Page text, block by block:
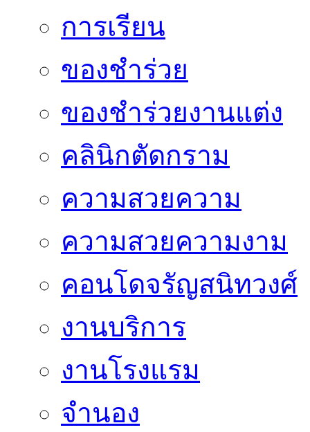
การเรียน
ของชำร่วย
ของชำร่วยงานแต่ง
คลินิกตัดกราม
ความสวยความ
ความสวยความงาม
คอนโดจรัญสนิทวงศ์
งานบริการ
งานโรงแรม
จำนอง